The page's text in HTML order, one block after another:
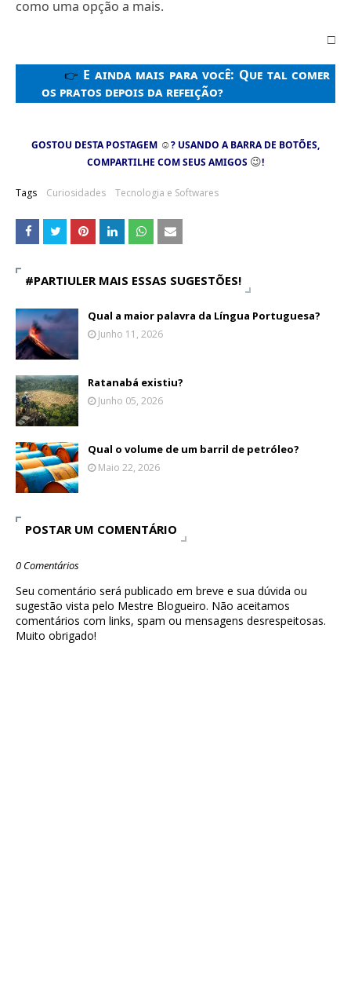
como uma opção a mais.
□
👉 E ainda mais para você: Que tal comer
os pratos depois da refeição?
GOSTOU DESTA POSTAGEM ☺? USANDO A BARRA DE BOTÕES,
COMPARTILHE COM SEUS AMIGOS 😉!
Tags Curiosidades Tecnologia e Softwares
#PARTIULER MAIS ESSAS SUGESTÕES!
Qual a maior palavra da Língua Portuguesa?
Junho 11, 2026
Ratanabá existiu?
Junho 05, 2026
Qual o volume de um barril de petróleo?
Maio 22, 2026
POSTAR UM COMENTÁRIO
0 Comentários
Seu comentário será publicado em breve e sua dúvida ou
sugestão vista pelo Mestre Blogueiro. Não aceitamos
comentários com links, spam ou mensagens desrespeitosas.
Muito obrigado!